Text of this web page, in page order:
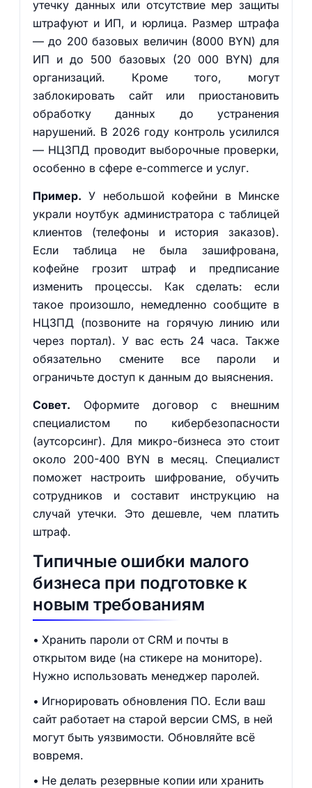
утечку данных или отсутствие мер защиты
штрафуют и ИП, и юрлица. Размер штрафа
— до 200 базовых величин (8000 BYN) для
ИП и до 500 базовых (20 000 BYN) для
организаций. Кроме того, могут
заблокировать сайт или приостановить
обработку данных до устранения
нарушений. В 2026 году контроль усилился
— НЦЗПД проводит выборочные проверки,
особенно в сфере e-commerce и услуг.
Пример. У небольшой кофейни в Минске
украли ноутбук администратора с таблицей
клиентов (телефоны и история заказов).
Если таблица не была зашифрована,
кофейне грозит штраф и предписание
изменить процессы. Как сделать: если
такое произошло, немедленно сообщите в
НЦЗПД (позвоните на горячую линию или
через портал). У вас есть 24 часа. Также
обязательно смените все пароли и
ограничьте доступ к данным до выяснения.
Совет. Оформите договор с внешним
специалистом по кибербезопасности
(аутсорсинг). Для микро-бизнеса это стоит
около 200-400 BYN в месяц. Специалист
поможет настроить шифрование, обучить
сотрудников и составит инструкцию на
случай утечки. Это дешевле, чем платить
штраф.
Типичные ошибки малого
бизнеса при подготовке к
новым требованиям
Хранить пароли от CRM и почты в
открытом виде (на стикере на мониторе).
Нужно использовать менеджер паролей.
Игнорировать обновления ПО. Если ваш
сайт работает на старой версии CMS, в ней
могут быть уязвимости. Обновляйте всё
вовремя.
Не делать резервные копии или хранить